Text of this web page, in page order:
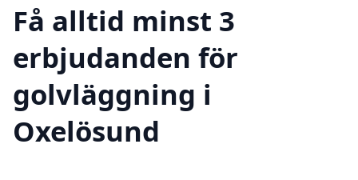
Få alltid minst 3
erbjudanden för
golvläggning i
Oxelösund